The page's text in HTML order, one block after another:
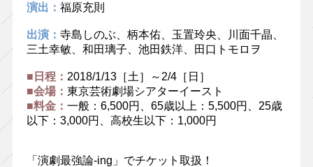
演出： 福原充則
出演： 寺島しのぶ、柄本佑、玉置玲央、川面千晶、
三土幸敏、和田璃子、池田鉄洋、田口トモロヲ
■日程： 2018/1/13［土］～2/4［日］
■会場： 東京芸術劇場シアターイースト
■料金： 一般：6,500円、65歳以上：5,500円、25歳
以下：3,000円、高校生以下：1,000円
「演劇最強論-ing」でチケット取扱！